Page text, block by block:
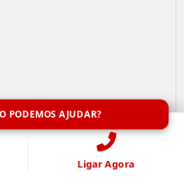
PODEMOS AJUDAR?
Ligar Agora